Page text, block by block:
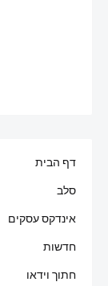
דף הבית
סלב
אינדקס עסקים
חדשות
חתוך וידאו